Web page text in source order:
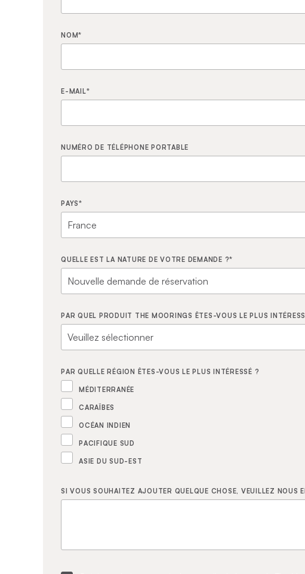
NOM*
E-MAIL*
NUMÉRO DE TÉLÉPHONE PORTABLE
PAYS*
QUELLE EST LA NATURE DE VOTRE DEMANDE ?*
PAR QUEL PRODUIT THE MOORINGS ÊTES-VOUS LE PLUS
PAR QUELLE RÉGION ÊTES-VOUS LE PLUS INTÉRESSÉ ?
MÉDITERRANÉE
CARAÏBES
OCÉAN INDIEN
PACIFIQUE SUD
ASIE DU SUD-EST
SI VOUS SOUHAITEZ AJOUTER QUELQUE CHOSE, VEUILLEZ NOUS